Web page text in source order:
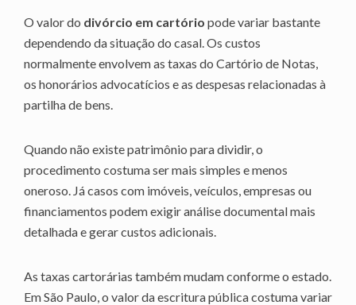
O valor do divórcio em cartório pode variar bastante
dependendo da situação do casal. Os custos
normalmente envolvem as taxas do Cartório de Notas,
os honorários advocatícios e as despesas relacionadas à
partilha de bens.
Quando não existe patrimônio para dividir, o
procedimento costuma ser mais simples e menos
oneroso. Já casos com imóveis, veículos, empresas ou
financiamentos podem exigir análise documental mais
detalhada e gerar custos adicionais.
As taxas cartorárias também mudam conforme o estado.
Em São Paulo, o valor da escritura pública costuma variar